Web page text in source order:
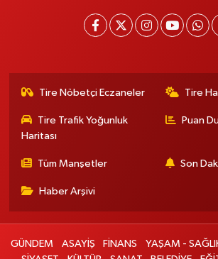
Tire Nöbetçi Eczaneler Tire
Tire Trafik Yoğunluk
Haritası
Puan
Tüm Manşetler Son
Haber Arşivi
GÜNDEM ASAYİŞ FİNANS YAŞAM -